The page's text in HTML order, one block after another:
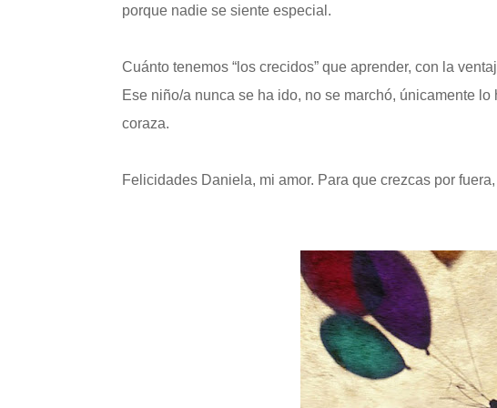
porque nadie se siente especial.
Cuánto tenemos “los crecidos” que aprender, con la
Ese niño/a nunca se ha ido, no se marchó, únicamente
coraza.
Felicidades Daniela, mi amor. Para que crezcas por